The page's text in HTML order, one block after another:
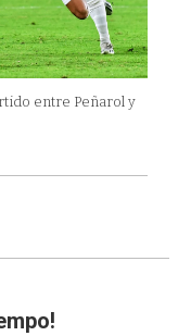
entre Peñarol y